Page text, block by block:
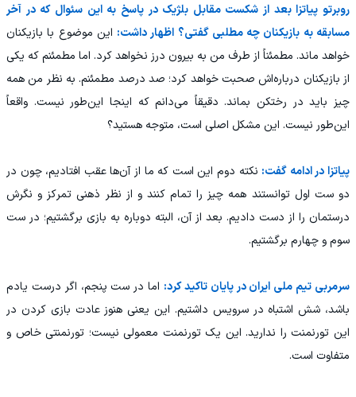
روبرتو پیاتزا بعد از شکست مقابل بلژیک در پاسخ به این سئوال که در آخر
مسابقه به بازیکنان چه مطلبی گفتی؟ اظهار داشت: این موضوع با بازیکنان
خواهد ماند. مطمئناً از طرف من به بیرون درز نخواهد کرد. اما مطمئنم که یکی
از بازیکنان درباره‌اش صحبت خواهد کرد؛ صد درصد مطمئنم. به نظر من همه
چیز باید در رختکن بماند. دقیقاً می‌دانم که اینجا این‌طور نیست. واقعاً
این‌طور نیست. این مشکل اصلی است، متوجه هستید؟
پیاتزا در ادامه گفت: نکته دوم این است که ما از آن‌ها عقب افتادیم، چون در
دو ست اول توانستند همه چیز را تمام کنند و از نظر ذهنی تمرکز و نگرش
درستمان را از دست دادیم. بعد از آن، البته دوباره به بازی برگشتیم؛ در ست
سوم و چهارم برگشتیم.
سرمربی تیم ملی ایران در پایان تاکید کرد: اما در ست پنجم، اگر درست یادم
باشد، شش اشتباه در سرویس داشتیم. این یعنی هنوز عادت بازی کردن در
این تورنمنت را ندارید. این یک تورنمنت معمولی نیست؛ تورنمنتی خاص و
متفاوت است.